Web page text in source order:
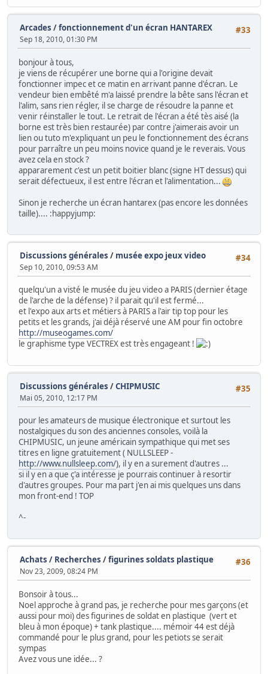
#33
Arcades /fonctionnement d'un écran HANTAREX
Sep 18, 2010, 01:30 PM
bonjour à tous,
je viens de récupérer une borne qui a l'origine devait
fonctionner impec et ce matin en arrivant panne d'écran. Le
vendeur bien embêté m'a laissé prendre la bête sans l'écran et
l'alim, sans rien régler, il se charge de résoudre la panne et
venir réinstaller le tout. Le retrait de l'écran a été tès aisé (la
borne est très bien restaurée) par contre j'aimerais avoir un
lien ou tuto m'expliquant un peu le fonctionnement des écrans
pour parraître un peu moins novice quand je le reverais. Vous
avez cela en stock ?
appararement c'est un petit boitier blanc (signe HT dessus) qui
serait défectueux, il est entre l'écran et l'alimentation...
Sinon je recherche un écran hantarex (pas encore les données
taille).... :happyjump:
#34
Discussions générales / musée expo jeux video
Sep 10, 2010, 09:53 AM
quelqu'un a visté le musée du jeu video a PARIS (dernier étage
de l'arche de la défense) ? il parait qu'il est fermé...
et l'expo aux arts et métiers à PARIS a l'air tip top pour les
petits et les grands, j'ai déjà réservé une AM pour fin octobre
http://museogames.com/
le graphisme type VECTREX est très engageant !
#35
Discussions générales /CHIPMUSIC
Mai 05, 2010, 12:17 PM
pour les amateurs de musique électronique et surtout les
nostalgiques du son des anciennes consoles, voilà la
CHIPMUSIC, un jeune américain sympathique qui met ses
titres en ligne gratuitement ( NULLSLEEP -
http://www.nullsleep.com/), il y en a surement d'autres ...
si il y en a que ç'a intéresse je pourrais continuer à resortir
d'autres groupes. Pour ma part j'en ai mis quelques uns dans
mon front-end ! TOP
^-
#36
Achats / Recherches /figurines soldats plastique
Nov 23, 2009, 08:24 PM
Bonsoir à tous...
Noel approche à grand pas, je recherche pour mes garçons (et
aussi pour moi) des figurines de soldat en plastique (vert et
bleu à mon époque) + tank plastique.... mémoir 44 est déjà
commandé pour le plus grand, pour les petiots se serait
sympas
Avez vous une idée... ?